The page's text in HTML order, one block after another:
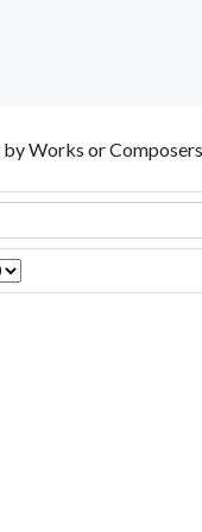
by Works or Composers